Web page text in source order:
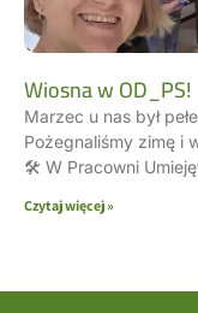
Wiosna w OD_PS!
Marzec u nas był
Pożegnaliśmy zimę i
🛠 W Pracowni
Czytaj więcej »